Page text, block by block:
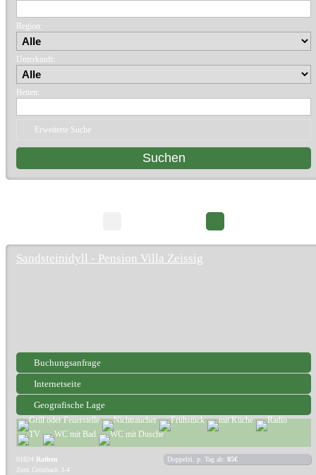
Region:
Unterkunft:
Betten:
Erweiterte Suche
Sandsteinidyll - Pension Villa Zeissig
Buchungsanfrage
Internetseite
Geografische Lage
01824 Rathen
Zum Grünbach 3-4
Doppelzi. p. Tag ab: 85€